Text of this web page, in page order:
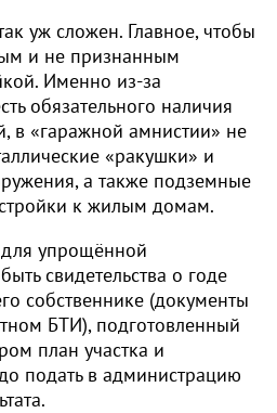
уж сложен. Главное, чтобы
и не признанным
Именно из-за
обязательного наличия
в «гаражной амнистии» не
«ракушки» и
а также подземные
к жилым домам.
упрощённой
свидетельства о годе
собственнике (документы
БТИ), подготовленный
план участка и
подать в администрацию